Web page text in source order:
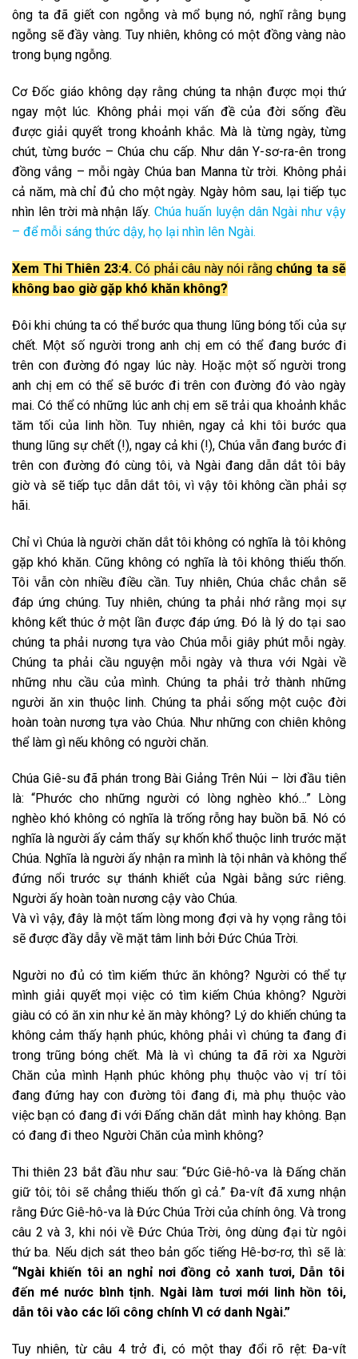
ông ta đã giết con ngỗng và mổ bụng nó, nghĩ rằng bụng
ngỗng sẽ đầy vàng. Tuy nhiên, không có một đồng vàng nào
trong bụng ngỗng.
Cơ Đốc giáo không dạy rằng chúng ta nhận được mọi thứ
ngay một lúc. Không phải mọi vấn đề của đời sống đều
được giải quyết trong khoảnh khắc. Mà là từng ngày, từng
chút, từng bước – Chúa chu cấp. Như dân Y-sơ-ra-ên trong
đồng vắng – mỗi ngày Chúa ban Manna từ trời. Không phải
cả năm, mà chỉ đủ cho một ngày. Ngày hôm sau, lại tiếp tục
nhìn lên trời mà nhận lấy. Chúa huấn luyện dân Ngài như vậy
– để mỗi sáng thức dậy, họ lại nhìn lên Ngài.
Xem Thi Thiên 23:4. Có phải câu này nói rằng chúng ta sẽ
không bao giờ gặp khó khăn không?
Đôi khi chúng ta có thể bước qua thung lũng bóng tối của sự
chết. Một số người trong anh chị em có thể đang bước đi
trên con đường đó ngay lúc này. Hoặc một số người trong
anh chị em có thể sẽ bước đi trên con đường đó vào ngày
mai. Có thể có những lúc anh chị em sẽ trải qua khoảnh khắc
tăm tối của linh hồn. Tuy nhiên, ngay cả khi tôi bước qua
thung lũng sự chết (!), ngay cả khi (!), Chúa vẫn đang bước đi
trên con đường đó cùng tôi, và Ngài đang dẫn dắt tôi bây
giờ và sẽ tiếp tục dẫn dắt tôi, vì vậy tôi không cần phải sợ
hãi.
Chỉ vì Chúa là người chăn dắt tôi không có nghĩa là tôi không
gặp khó khăn. Cũng không có nghĩa là tôi không thiếu thốn.
Tôi vẫn còn nhiều điều cần. Tuy nhiên, Chúa chắc chắn sẽ
đáp ứng chúng. Tuy nhiên, chúng ta phải nhớ rằng mọi sự
không kết thúc ở một lần được đáp ứng. Đó là lý do tại sao
chúng ta phải nương tựa vào Chúa mỗi giây phút mỗi ngày.
Chúng ta phải cầu nguyện mỗi ngày và thưa với Ngài về
những nhu cầu của mình. Chúng ta phải trở thành những
người ăn xin thuộc linh. Chúng ta phải sống một cuộc đời
hoàn toàn nương tựa vào Chúa. Như những con chiên không
thể làm gì nếu không có người chăn.
Chúa Giê-su đã phán trong Bài Giảng Trên Núi – lời đầu tiên
là: “Phước cho những người có lòng nghèo khó…” Lòng
nghèo khó không có nghĩa là trống rỗng hay buồn bã. Nó có
nghĩa là người ấy cảm thấy sự khốn khổ thuộc linh trước mặt
Chúa. Nghĩa là người ấy nhận ra mình là tội nhân và không thể
đứng nổi trước sự thánh khiết của Ngài bằng sức riêng.
Người ấy hoàn toàn nương cậy vào Chúa.
Và vì vậy, đây là một tấm lòng mong đợi và hy vọng rằng tôi
sẽ được đầy dẫy về mặt tâm linh bởi Đức Chúa Trời.
Người no đủ có tìm kiếm thức ăn không? Người có thể tự
mình giải quyết mọi việc có tìm kiếm Chúa không? Người
giàu có có ăn xin như kẻ ăn mày không? Lý do khiến chúng ta
không cảm thấy hạnh phúc, không phải vì chúng ta đang đi
trong trũng bóng chết. Mà là vì chúng ta đã rời xa Người
Chăn của mình Hạnh phúc không phụ thuộc vào vị trí tôi
đang đứng hay con đường tôi đang đi, mà phụ thuộc vào
việc bạn có đang đi với Đấng chăn dắt mình hay không. Bạn
có đang đi theo Người Chăn của mình không?
Thi thiên 23 bắt đầu như sau: “Đức Giê-hô-va là Đấng chăn
giữ tôi; tôi sẽ chẳng thiếu thốn gì cả.” Đa-vít đã xưng nhận
rằng Đức Giê-hô-va là Đức Chúa Trời của chính ông. Và trong
câu 2 và 3, khi nói về Đức Chúa Trời, ông dùng đại từ ngôi
thứ ba. Nếu dịch sát theo bản gốc tiếng Hê-bơ-rơ, thì sẽ là:
“Ngài khiến tôi an nghỉ nơi đồng cỏ xanh tươi, Dẫn tôi
đến mé nước bình tịnh. Ngài làm tươi mới linh hồn tôi,
dẫn tôi vào các lối công chính Vì cớ danh Ngài.”
Tuy nhiên, từ câu 4 trở đi, có một thay đổi rõ rệt: Đa-vít